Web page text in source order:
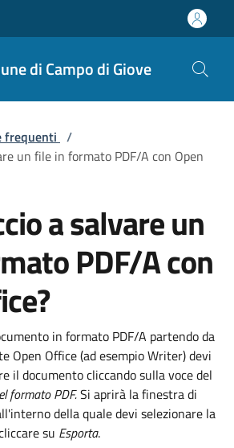
di Campo di Giove
frequenti /
un file in formato PDF/A con Open
a salvare un
PDF/A con
in formato PDF/A partendo da
Open Office (ad esempio Writer) devi
il documento cliccando sulla voce del
formato PDF.Si aprirà la finestra di
della quale devi selezionare la
su Esporta.